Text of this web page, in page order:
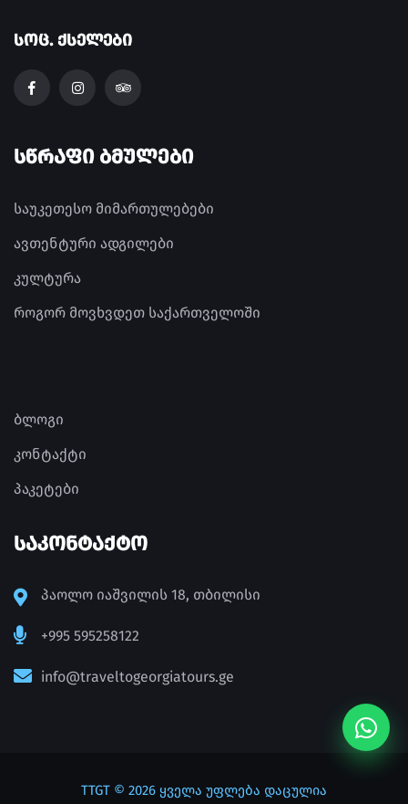
ᲡᲝᲪ. ᲥᲡᲔᲚᲔᲑᲘ
ᲡᲬᲠᲐᲤᲘ ᲑᲛᲣᲚᲔᲑᲘ
საუკეთესო მიმართულებები
ავთენტური ადგილები
კულტურა
როგორ მოვხვდეთ საქართველოში
ბლოგი
კონტაქტი
პაკეტები
ᲡᲐᲙᲝᲜᲢᲐᲥᲢᲝ
პაოლო იაშვილის 18, თბილისი
+995 595258122
info@traveltogeorgiatours.ge
TTGT © 2026 ყველა უფლება დაცულია